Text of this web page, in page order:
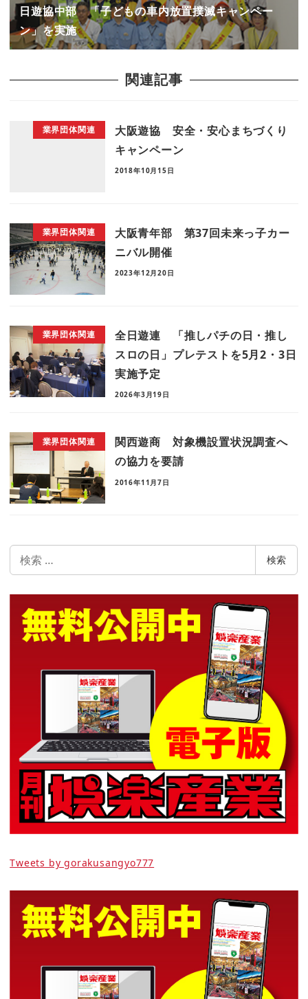
日遊協中部 「子どもの車内放置撲滅キャンペー
ン」を実施
関連記事
業界団体関連
大阪遊協 安全・安心まちづくり
キャンペーン
2018年10月15日
業界団体関連
大阪青年部 第37回未来っ子カー
ニバル開催
2023年12月20日
業界団体関連
全日遊連 「推しパチの日・推し
スロの日」プレテストを5月2・3日
実施予定
2026年3月19日
業界団体関連
関西遊商 対象機設置状況調査へ
の協力を要請
2016年11月7日
索
検索
Tweets by gorakusangyo777